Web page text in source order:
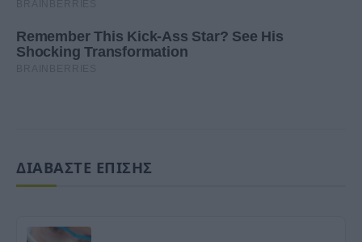
ΔΙΑΒΑΣΤΕ ΕΠΙΣΗΣ